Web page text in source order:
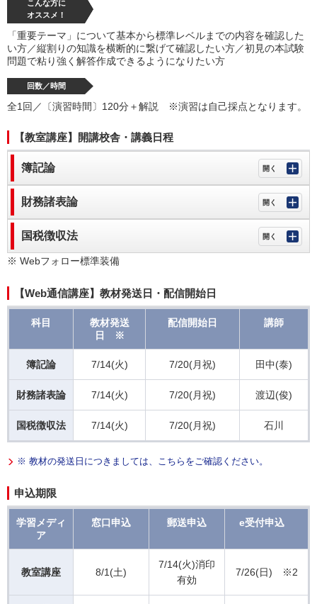
こんな方に
オススメ！
「重要テーマ」について基本から標準レベルまでの内容を確認した
い方／縦割りの知識を横断的に繋げて確認したい方／初見の本試験
問題で粘り強く解答作成できるようになりたい方
回数／時間
全1回／〔演習時間〕120分＋解説 ※演習は自己採点となります。
【教室講座】開講校舎・講義日程
簿記論
財務諸表論
国税徴収法
※ Webフォロー標準装備
【Web通信講座】教材発送日・配信開始日
科目
教材発送
日 ※
配信開始日 講師
簿記論 7/14(火) 7/20(月祝) 田中(泰)
財務諸表論 7/14(火) 7/20(月祝) 渡辺(俊)
国税徴収法 7/14(火) 7/20(月祝) 石川
※ 教材の発送日につきましては、こちらをご確認ください。
申込期限
学習メディ
ア
窓口申込 郵送申込 e受付申込
教室講座 8/1(土)
7/14(火)消印
有効
7/26(日) ※2